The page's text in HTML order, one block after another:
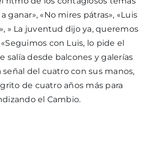
ganar», «No mires pátras», «Luis
» La juventud dijo ya, queremos
con Luis, lo pide el
salía desde balcones y galerías
del cuatro con sus manos,
de cuatro años más para
el Cambio.